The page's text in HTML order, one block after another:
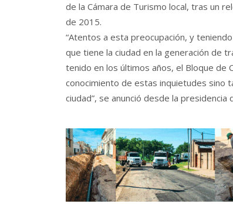
de la Cámara de Turismo local, tras un
de 2015.
“Atentos a esta preocupación, y
que tiene la ciudad en la generación de
tenido en los últimos años, el Bloque de
conocimiento de estas inquietudes sino
ciudad”, se anunció desde la